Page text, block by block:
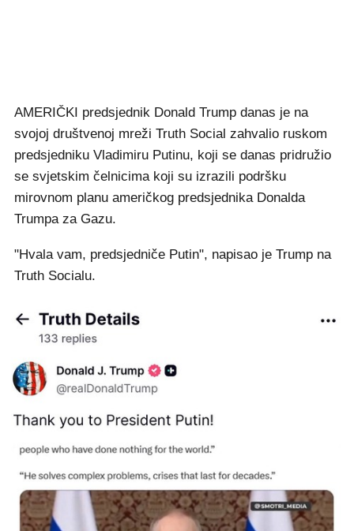
AMERIČKI predsjednik Donald Trump danas je na
svojoj društvenoj mreži Truth Social zahvalio ruskom
predsjedniku Vladimiru Putinu, koji se danas pridružio
se svjetskim čelnicima koji su izrazili podršku
mirovnom planu američkog predsjednika Donalda
Trumpa za Gazu.
"Hvala vam, predsjedniče Putin", napisao je Trump na
Truth Socialu.